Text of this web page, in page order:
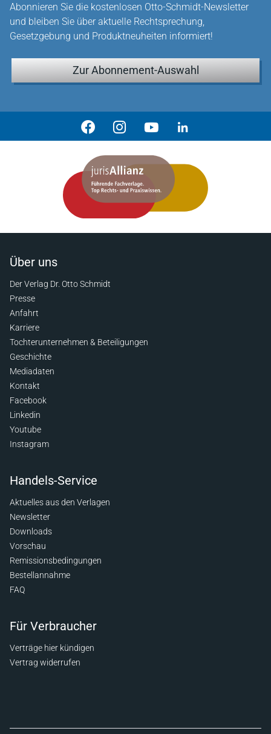
Abonnieren Sie die kostenlosen Otto-Schmidt-Newsletter
und bleiben Sie über aktuelle Rechtsprechung,
Gesetzgebung und Produktneuheiten informiert!
Zur Abonnement-Auswahl
Über uns
Der Verlag Dr. Otto Schmidt
Presse
Anfahrt
Karriere
Tochterunternehmen & Beteiligungen
Geschichte
Mediadaten
Kontakt
Facebook
Linkedin
Youtube
Instagram
Handels-Service
Aktuelles aus den Verlagen
Newsletter
Downloads
Vorschau
Remissionsbedingungen
Bestellannahme
FAQ
Für Verbraucher
Verträge hier kündigen
Vertrag widerrufen